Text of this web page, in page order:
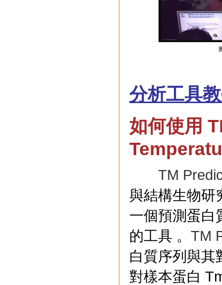
分析工具
如何使用
TM
與結構生物研
一個預測蛋白
的工具 。 TM
白質序列與其
對樣本蛋白